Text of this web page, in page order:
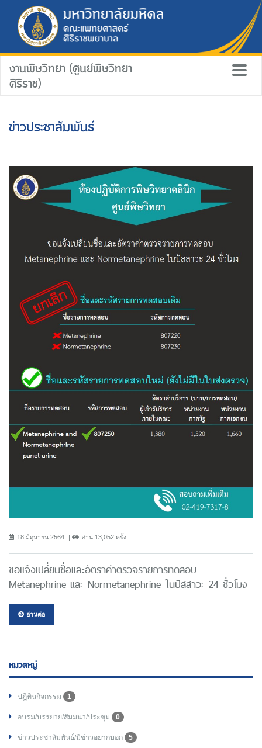
งานพิษวิทยา (ศูนย์พิษวิทยา
ศิริราช)
ข่าวประชาสัมพันธ์
18 มิถุนายน 2564 อ่าน 13,052 ครั้ง
ขอแจ้งเปลี่ยนชื่อและอัตราค่าตรวจรายการทดสอบ
Metanephrine และ Normetanephrine ในปัสสาวะ 24 ชั่วโมง
อ่านต่อ
หมวดหมู่
ปฏิทินกิจกรรม 1
อบรม/บรรยาย/สัมมนา/ประชุม 0
ข่าวประชาสัมพันธ์/มีข่าวอยากบอก 5